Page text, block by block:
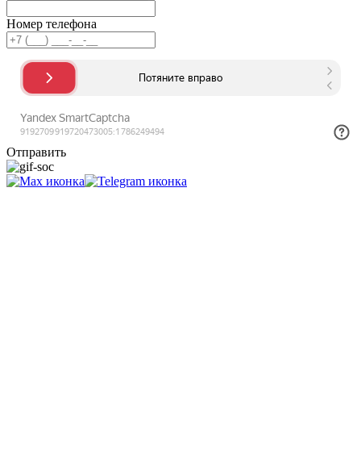
Номер телефона
Отправить